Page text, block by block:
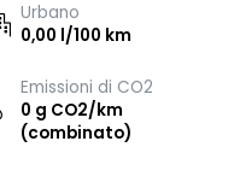
Urbano
0,00 l/100 km
Emissioni di CO2
0 g CO2/km
(combinato)